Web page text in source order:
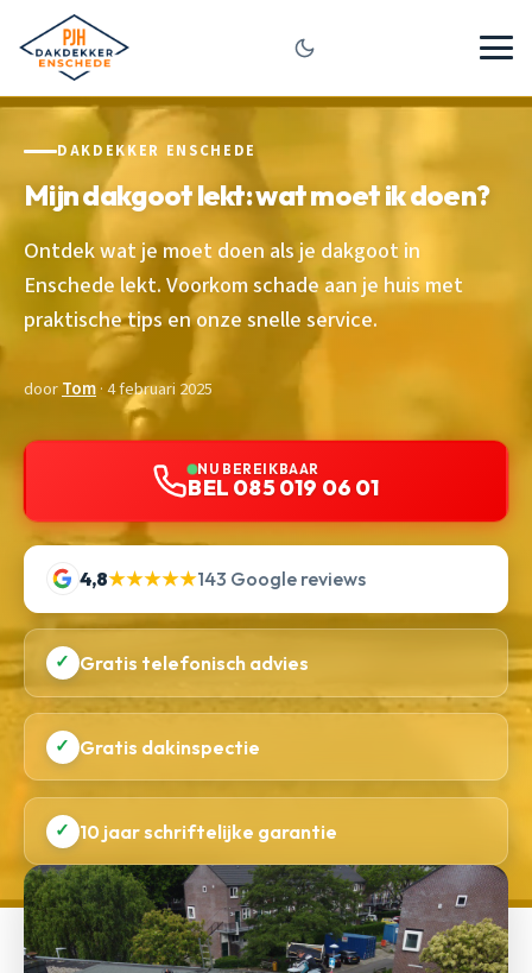
DAKDEKKER ENSCHEDE
Mijn dakgoot lekt: wat moet ik doen?
Ontdek wat je moet doen als je dakgoot in
Enschede lekt. Voorkom schade aan je huis met
praktische tips en onze snelle service.
doorTom· 4 februari 2025
NU BEREIKBAAR
BEL 085 019 06 01
4,8★★★★★143 Google reviews
✓ Gratis telefonisch advies
✓ Gratis dakinspectie
✓ 10 jaar schriftelijke garantie